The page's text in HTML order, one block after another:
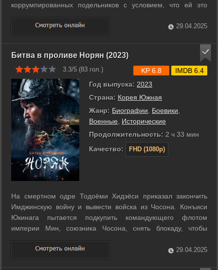
коррумпированных подельников с условием, что ей это
щедро компенсируют. Отсидев больший срок и не получив
обещанного вознаграждения, женщина жаждет лишь одного
- найти тех, кто её ...
29.04.2025
Битва в проливе Норян (2023)
3.3/5 (83 гол.)
Год выпуска: 2023
Страна: Корея Южная
Жанр: Биографии, Боевики,
Военные, Исторические
Продолжительность: 2 ч 33 мин
Качество:
FHD (1080p)
KP 6.8 IMDB 6.4
На смертном одре Тодоёми Хидэёси приказал закончить
Имджинскую войну и вывести войска из Чосона. Конъиси
Юкинага пытается подкупить командующего флотом
империи Мин, союзника Чосона, снять блокаду, чтобы
японские корабли смогли без потерь отправиться домой, но
адмирал Ли Сунсин не намерен отпускать врага. В ночь на
16 декабря 1598 года объединённый ...
29.04.2025